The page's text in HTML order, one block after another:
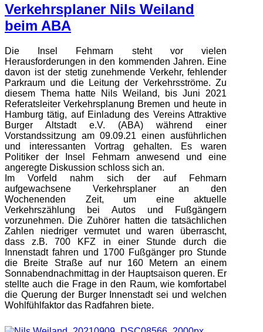
Verkehrsplaner Nils Weiland
beim ABA
Die Insel Fehmarn steht vor vielen
Herausforderungen in den kommenden Jahren. Eine
davon ist der stetig zunehmende Verkehr, fehlender
Parkraum und die Leitung der Verkehrsströme. Zu
diesem Thema hatte Nils Weiland, bis Juni 2021
Referatsleiter Verkehrsplanung Bremen und heute in
Hamburg tätig, auf Einladung des Vereins Attraktive
Burger Altstadt e.V. (ABA) während einer
Vorstandssitzung am 09.09.21 einen ausführlichen
und interessanten Vortrag gehalten. Es waren
Politiker der Insel Fehmarn anwesend und eine
angeregte Diskussion schloss sich an.
Im Vorfeld nahm sich der auf Fehmarn
aufgewachsene Verkehrsplaner an den
Wochenenden Zeit, um eine aktuelle
Verkehrszählung bei Autos und Fußgängern
vorzunehmen. Die Zuhörer hatten die tatsächlichen
Zahlen niedriger vermutet und waren überrascht,
dass z.B. 700 KFZ in einer Stunde durch die
Innenstadt fahren und 1700 Fußgänger pro Stunde
die Breite Straße auf nur 160 Metern an einem
Sonnabendnachmittag in der Hauptsaison queren. Er
stellte auch die Frage in den Raum, wie komfortabel
die Querung der Burger Innenstadt sei und welchen
Wohlfühlfaktor das Radfahren biete.